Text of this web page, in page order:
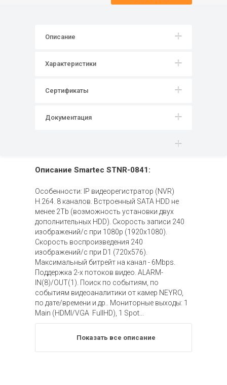
Описание
Характеристики
Сертификаты
Документация
Описание Smartec STNR-0841:
Особенности: IP видеорегистратор (NVR)
H.264. 8 каналов. Встроенный SATA HDD не
менее 2Tb (возможность установки двух
дополнительных HDD). Скорость записи 240
изображений/с при 1080p (1920x1080).
Скорость воспроизведения 240
изображений/с при D1 (720x576).
Максимальный битрейт на канал - 6Mbps.
Поддержка 2-х потоков видео. ALARM-
IN(8)/OUT(1). Поиск по событиям, по
событиям видеоаналитики от камер NEYRO,
по дате/времени и др.. Мониторные выходы: 1
Main (HDMI/VGA FullHD), 1 Spot...
Показать все описание